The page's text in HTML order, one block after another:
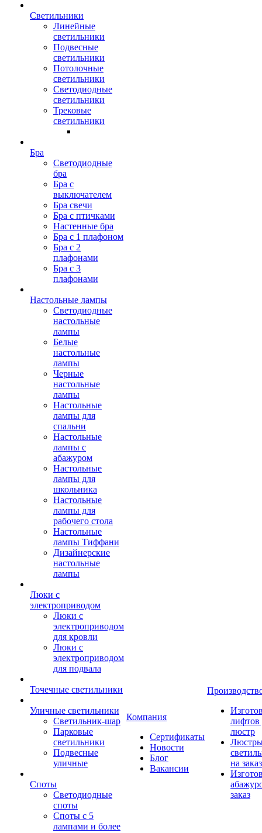
Светильники
Линейные
светильники
Подвесные
светильники
Потолочные
светильники
Светодиодные
светильники
Трековые
светильники
Бра
Светодиодные
бра
Бра с
выключателем
Бра свечи
Бра с птичками
Настенные бра
Бра с 1 плафоном
Бра с 2
плафонами
Бра с 3
плафонами
Настольные лампы
Светодиодные
настольные
лампы
Белые
настольные
лампы
Черные
настольные
лампы
Настольные
лампы для
спальни
Настольные
лампы с
абажуром
Настольные
лампы для
школьника
Настольные
лампы для
рабочего стола
Настольные
лампы Тиффани
Дизайнерские
настольные
лампы
Люки с
электроприводом
Люки с
электроприводом
для кровли
Люки с
электроприводом
для подвала
Точечные светильники
Уличные светильники
Светильник-шар
Парковые
светильники
Подвесные
уличные
Споты
Светодиодные
споты
Споты с 5
лампами и более
Компания
Сертификаты
Новости
Блог
Вакансии
лифтов
люстр
на заказ
заказ